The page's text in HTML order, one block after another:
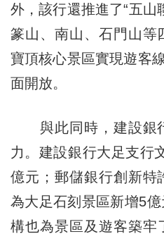
外，該行還推進了“五山
篆山、南山、石門山等
寶頂核心景區實現遊客
面開放。
與此同時，建設銀
力。建設銀行大足支行
億元；郵儲銀行創新特
為大足石刻景區新增5
構也為景區及遊客築